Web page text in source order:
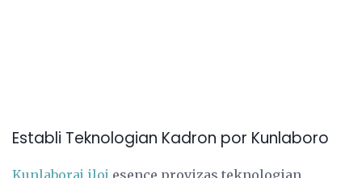
Establi Teknologian Kadron por Kunlaboro